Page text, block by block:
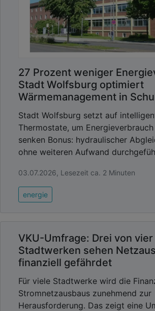
27 Prozent weniger
Stadt Wolfsburg optimiert
Wärmemanagement in
Stadt Wolfsburg setzt auf
Thermostate, um
senken Bonus: hydraulischer
ohne weiteren Aufwand
03.07.2026, Lesezeit ca. 2 Minuten
energie
VKU-Umfrage: Drei von vier
Stadtwerken sehen
finanziell gefährdet
Für viele Stadtwerke wird die
Stromnetzausbaus zunehmend zur
Herausforderung. Das zeigt eine